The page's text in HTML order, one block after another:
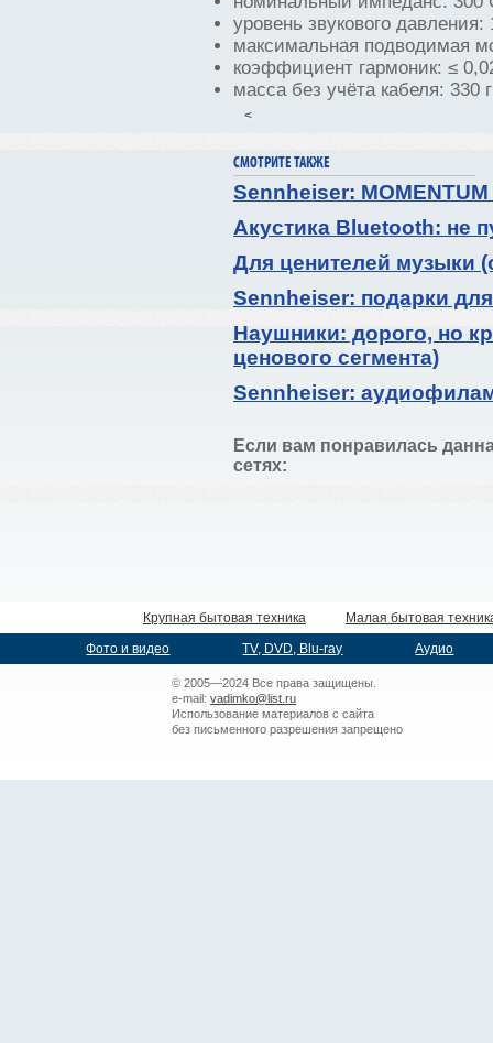
уровень звукового
максимальная подводимая
коэффициент гармоник: ≤
масса без учёта кабеля: 330 г
<
СМОТРИТЕ ТАКЖЕ
Sennheiser:
Акустика Bluetooth: не
Для ценителей музыки
Sennheiser: подарки
Наушники: дорого, но
ценового сегмента)
Sennheiser:
Если вам понравилась
сетях:
Крупная бытовая техника
Малая бытовая
Фото и видео
TV, DVD, Blu-ray Аудио
© 2005—2024 Все права защищены.
e-mail: vadimko@list.ru
Использование материалов с сайта
без письменного разрешения запрещено